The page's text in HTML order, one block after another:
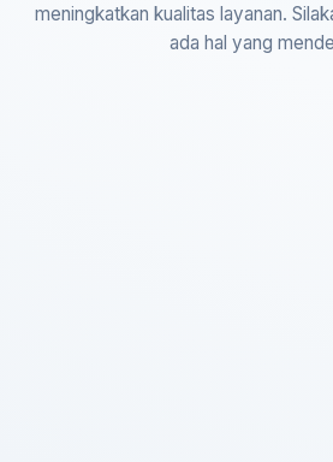
meningkatkan kualitas layanan.
ada hal yang